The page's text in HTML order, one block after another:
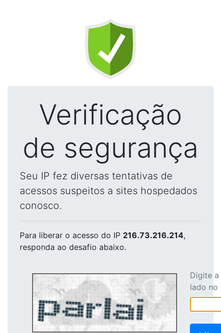
Verificação
de segurança
Seu IP fez diversas tentativas de
acessos suspeitos a sites hospedados
conosco.
Para liberar o acesso do IP 216.73.216.214,
responda ao desafio abaixo.
Digite
lado no